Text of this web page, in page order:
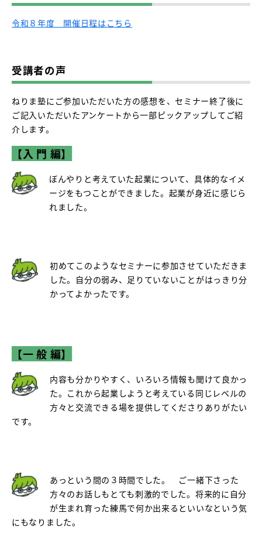
令和８年度 開催日程はこちら
受講者の声
ねりま塾にご参加いただいた方の感想を、セミナー終了後に
ご記入いただいたアンケートから一部ピックアップしてご紹
介します。
【入 門 編】
ぼんやりと考えていた起業について、具体的なイメ
ージをもつことができました。起業が身近に感じら
れました。
初めてこのようなセミナーに参加させていただきま
した。自分の弱み、足りていないことがはっきり分
かってよかったです。
【一 般 編】
内容も分かりやすく、いろいろ情報も聞けて良かっ
た。これから起業しようと考えている同じレベルの
方々と交流できる場を提供してくださりありがたい
です。
あっという間の３時間でした。 ご一緒下さった
方々のお話しもとても刺激的でした。将来的に自分
が生まれ育った練馬で何か出来るといいなという気
にもなりました。